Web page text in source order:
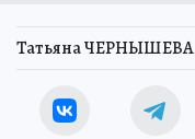
Татьяна ЧЕРНЫШЕВА